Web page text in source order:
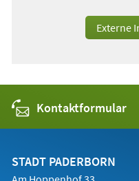
Externe
Kontaktformular
STADT PADERBORN